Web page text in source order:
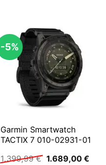
-5%
Garmin Smartwatch
TACTIX 7 010-02931-01
1.399,99€ Ursprünglicher
1.689,00 €